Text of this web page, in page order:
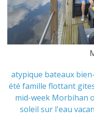
atypique bateaux
été famille flottant
mid-week Morbihan
soleil sur l'eau